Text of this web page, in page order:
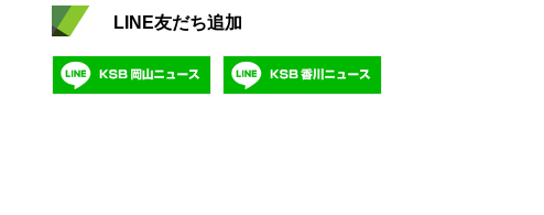
LINE友だち追加